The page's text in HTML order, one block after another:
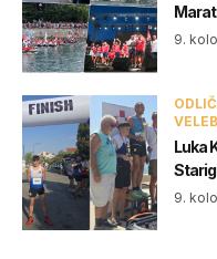
9.
Luka
9.